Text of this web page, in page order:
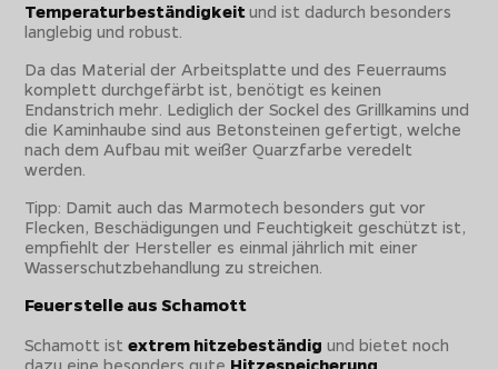
Temperaturbeständigkeitund ist dadurch besonders
langlebig und robust.
Da das Material der Arbeitsplatte und des Feuerraums
komplett durchgefärbt ist, benötigt es keinen
Endanstrich mehr. Lediglich der Sockel des Grillkamins und
die Kaminhaube sind aus Betonsteinen gefertigt, welche
nach dem Aufbau mit weißer Quarzfarbe veredelt
werden.
Tipp: Damit auch das Marmotech besonders gut vor
Flecken, Beschädigungen und Feuchtigkeit geschützt ist,
empfiehlt der Hersteller es einmal jährlich mit einer
Wasserschutzbehandlung zu streichen.
Feuerstelle aus Schamott
Schamott istextrem hitzebeständig und bietet noch